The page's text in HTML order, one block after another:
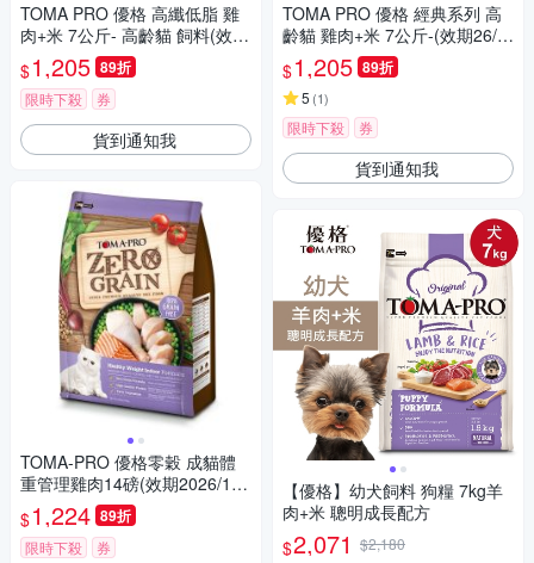
TOMA PRO 優格 高纖低脂 雞
肉+米 7公斤- 高齡貓 飼料(效期
26/12/20)
$1,205 89折
限時下殺 券
貨到通知我
TOMA-PRO 優格零穀 成貓體
重管理雞肉14磅(效期2026/11/
21)- 貓飼料/ 貓糧
$1,224 89折
限時下殺 券
TOMA PRO 優格 經典系列 高
齡貓 雞肉+米 7公斤-(效期26/1
2/20)-貓飼料/貓糧
$1,205 89折
5 (1)
限時下殺 券
貨到通知我
【優格】幼犬飼料 狗糧 7kg羊
肉+米 聰明成長配方
$2,071 $2,180